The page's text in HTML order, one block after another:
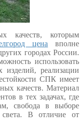
качеств, которым
цена вполне
городах России.
использовать
изделий, реализации
СПК имеет
качеств. Материал
в тех задачах, где
свобода в выборе
света. В отличие от